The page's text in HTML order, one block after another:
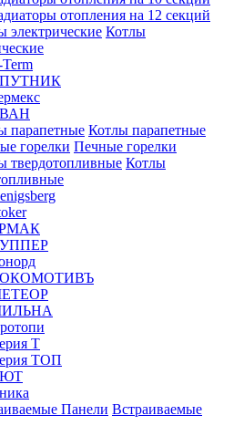
отопления на 12 секций
Котлы
Котлы парапетные
Печные горелки
Котлы
Т
ТОП
Встраиваемые